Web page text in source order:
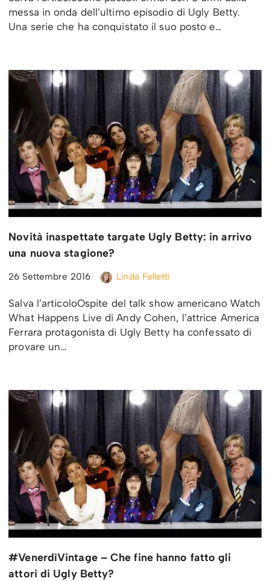
messa in onda dell’ultimo episodio di Ugly Betty.
Una serie che ha conquistato il suo posto e…
Novità inaspettate targate Ugly Betty: in arrivo
una nuova stagione?
26 Settembre 2016 Linda Felletti
Salva l’articoloOspite del talk show americano Watch
What Happens Live di Andy Cohen, l’attrice America
Ferrara protagonista di Ugly Betty ha confessato di
provare un…
#VenerdìVintage – Che fine hanno fatto gli
attori di Ugly Betty?